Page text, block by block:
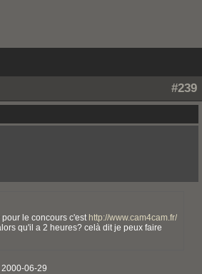
#239
le concours c'est http://www.cam4cam.fr/
qu'il a 2 heures? celà dit je peux faire
06-29